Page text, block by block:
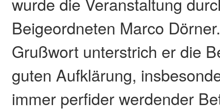
Beigeordneten Marco
Grußwort unterstrich er die
guten Aufklärung,
immer perfider werdender